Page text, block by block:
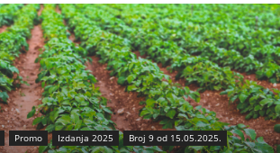
Promo Izdanja 2025 Broj 9 od 15.05.2025.